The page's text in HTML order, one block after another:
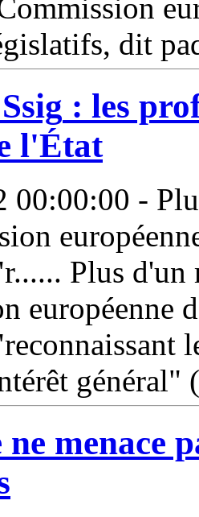
dit
Ssig : les
l'État
00:00:00 -
Plus d'un
européenne
général" (
menace